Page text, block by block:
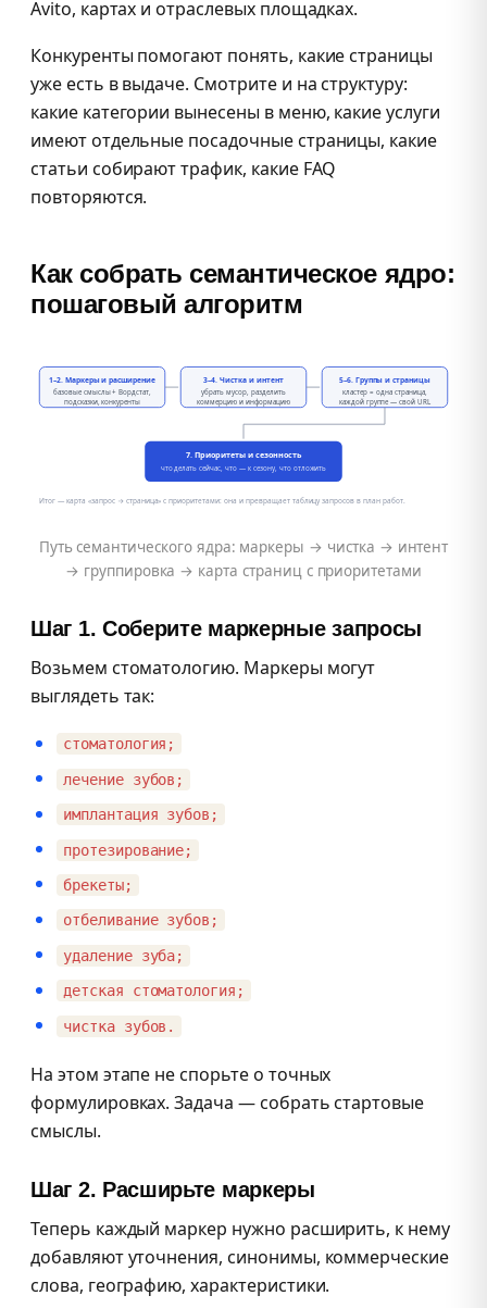
Avito, картах и отраслевых площадках.
Конкуренты помогают понять, какие страницы
уже есть в выдаче. Смотрите и на структуру:
какие категории вынесены в меню, какие услуги
имеют отдельные посадочные страницы, какие
статьи собирают трафик, какие FAQ
повторяются.
Как собрать семантическое ядро:
пошаговый алгоритм
1–2. Маркеры и расширение
базовые смыслы + Вордстат,
подсказки, конкуренты
3–4. Чистка и интент
убрать мусор, разделить
коммерцию и информацию
5–6. Группы и страницы
кластер = одна страница,
каждой группе — свой URL
7. Приоритеты и сезонность
что делать сейчас, что — к сезону, что отложить
Итог — карта «запрос → страница» с приоритетами: она и превращает таблицу запросов в план работ.
Путь семантического ядра: маркеры → чистка → интент
→ группировка → карта страниц с приоритетами
Шаг 1. Соберите маркерные запросы
Возьмем стоматологию. Маркеры могут
выглядеть так:
стоматология;
лечение зубов;
имплантация зубов;
протезирование;
брекеты;
отбеливание зубов;
удаление зуба;
детская стоматология;
чистка зубов.
На этом этапе не спорьте о точных
формулировках. Задача — собрать стартовые
смыслы.
Шаг 2. Расширьте маркеры
Теперь каждый маркер нужно расширить, к нему
добавляют уточнения, синонимы, коммерческие
слова, географию, характеристики.